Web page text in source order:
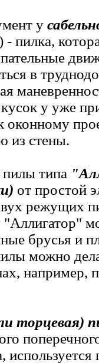
у
- пилка,
в
у уже
оконному
из стены.
пилы типа
от простой
режущих
"Аллигатор"
брусья
можно
например,
торцевая)